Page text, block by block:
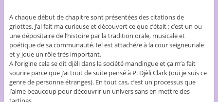
A chaque début de chapitre sont présentées des citations de
griottes. J’ai fait ma curieuse et découvert ce que c’était : c’est un ou
une dépositaire de l’histoire par la tradition orale, musicale et
poétique de sa communauté. Iel est attaché/e à la cour seigneuriale
et y joue un rôle très important.
A l’origine cela se dit djèli dans la société mandingue et ça m’a fait
sourire parce que j’ai tout de suite pensé à P. Djèli Clark (oui je suis ce
genre de personne étranges). En tout cas, c’est un processus que
j’aime beaucoup pour découvrir un univers sans en mettre des